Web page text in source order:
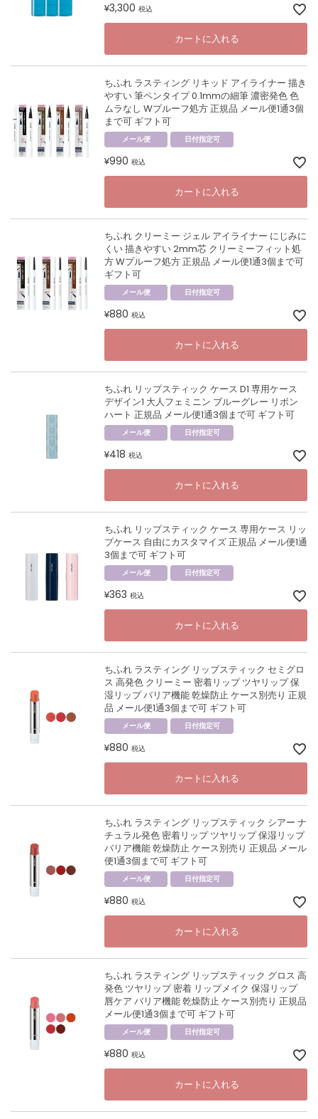
¥3,300 税込
カートに入れる
ちふれ ラスティング リキッド アイライナー 描き
やすい 筆ペンタイプ 0.1mmの細筆 濃密発色 色
ムラなし Wプルーフ処方 正規品 メール便1通3個
まで可 ギフト可
メール便 日付指定可
¥990 税込
カートに入れる
ちふれ クリーミー ジェル アイライナー にじみに
くい 描きやすい 2mm芯 クリーミーフィット処
方 Wプルーフ処方 正規品 メール便1通3個まで可
ギフト可
メール便 日付指定可
¥880 税込
カートに入れる
ちふれ リップスティック ケース D1 専用ケース
デザイン1 大人フェミニン ブルーグレー リボン
ハート 正規品 メール便1通3個まで可 ギフト可
メール便 日付指定可
¥418 税込
カートに入れる
ちふれ リップスティック ケース 専用ケース リッ
プケース 自由にカスタマイズ 正規品 メール便1通
3個まで可 ギフト可
メール便 日付指定可
¥363 税込
カートに入れる
ちふれ ラスティング リップスティック セミグロ
ス 高発色 クリーミー 密着リップ ツヤリップ 保
湿リップ バリア機能 乾燥防止 ケース別売り 正規
品 メール便1通3個まで可 ギフト可
メール便 日付指定可
¥880 税込
カートに入れる
ちふれ ラスティング リップスティック シアー ナ
チュラル発色 密着リップ ツヤリップ 保湿リップ
バリア機能 乾燥防止 ケース別売り 正規品 メール
便1通3個まで可 ギフト可
メール便 日付指定可
¥880 税込
カートに入れる
ちふれ ラスティング リップスティック グロス 高
発色 ツヤリップ 密着 リップメイク 保湿リップ
唇ケア バリア機能 乾燥防止 ケース別売り 正規品
メール便1通3個まで可 ギフト可
メール便 日付指定可
¥880 税込
カートに入れる